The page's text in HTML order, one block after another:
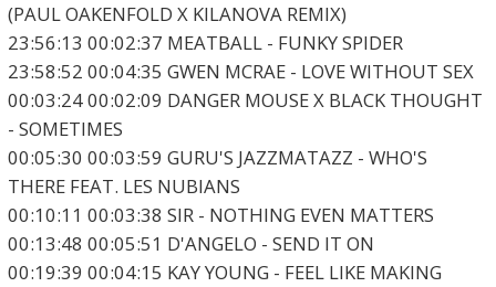
(PAUL OAKENFOLD X KILANOVA REMIX)
23:56:13 00:02:37 MEATBALL - FUNKY SPIDER
23:58:52 00:04:35 GWEN MCRAE - LOVE WITHOUT SEX
00:03:24 00:02:09 DANGER MOUSE X BLACK THOUGHT
- SOMETIMES
00:05:30 00:03:59 GURU'S JAZZMATAZZ - WHO'S
THERE FEAT. LES NUBIANS
00:10:11 00:03:38 SIR - NOTHING EVEN MATTERS
00:13:48 00:05:51 D'ANGELO - SEND IT ON
00:19:39 00:04:15 KAY YOUNG - FEEL LIKE MAKING